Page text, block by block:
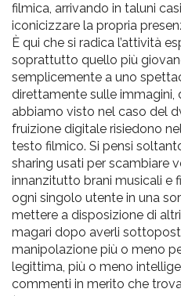
filmica, arrivando in taluni
iconicizzare la propria
È qui che si radica l’attività
soprattutto quello più
semplicemente a uno
direttamente sulle
abbiamo visto nel caso del
fruizione digitale risiedono
testo filmico. Si pensi
sharing usati per scambiare
innanzitutto brani musicali e
ogni singolo utente in una
mettere a disposizione di
magari dopo averli
manipolazione più o meno
legittima, più o meno
commenti in merito che